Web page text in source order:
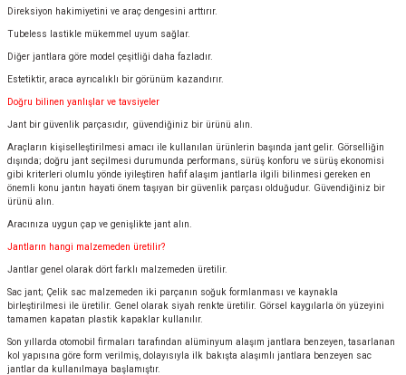
Direksiyon hakimiyetini ve araç dengesini arttırır.
Tubeless lastikle mükemmel uyum sağlar.
Diğer jantlara göre model çeşitliği daha fazladır.
Estetiktir, araca ayrıcalıklı bir görünüm kazandırır.
Doğru bilinen yanlışlar ve tavsiyeler
Jant bir güvenlik parçasıdır, güvendiğiniz bir ürünü alın.
Araçların kişiselleştirilmesi amacı ile kullanılan ürünlerin başında jant gelir. Görselliğin
dışında; doğru jant seçilmesi durumunda performans, sürüş konforu ve sürüş ekonomisi
gibi kriterleri olumlu yönde iyileştiren hafif alaşım jantlarla ilgili bilinmesi gereken en
önemli konu jantın hayati önem taşıyan bir güvenlik parçası olduğudur. Güvendiğiniz bir
ürünü alın.
Aracınıza uygun çap ve genişlikte jant alın.
Jantların hangi malzemeden üretilir?
Jantlar genel olarak dört farklı malzemeden üretilir.
Sac jant; Çelik sac malzemeden iki parçanın soğuk formlanması ve kaynakla
birleştirilmesi ile üretilir. Genel olarak siyah renkte üretilir. Görsel kaygılarla ön yüzeyini
tamamen kapatan plastik kapaklar kullanılır.
Son yıllarda otomobil firmaları tarafından alüminyum alaşım jantlara benzeyen, tasarlanan
kol yapısına göre form verilmiş, dolayısıyla ilk bakışta alaşımlı jantlara benzeyen sac
jantlar da kullanılmaya başlamıştır.